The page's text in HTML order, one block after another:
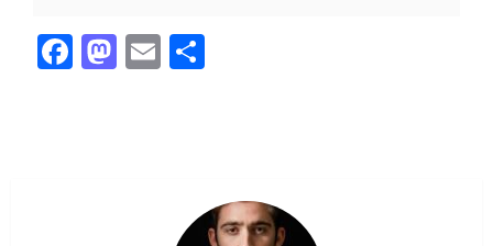
Facebook
Mastodon
Email